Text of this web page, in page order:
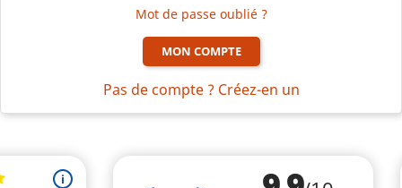
Mot de passe oublié ?
MON COMPTE
Pas de compte ? Créez-en un